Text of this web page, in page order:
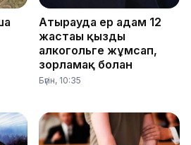
Атырауда ер адам 12
жастағы қызды
алкогольге жұмсап,
зорламақ болған
Бүгін, 10:35